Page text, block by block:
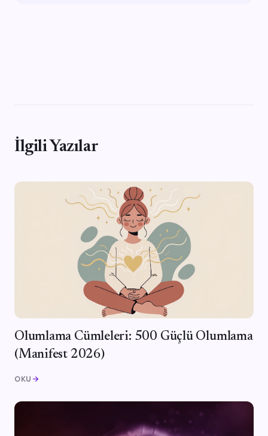
İlgili Yazılar
Olumlama Cümleleri: 500 Güçlü Olumlama
(Manifest 2026)
OKU arrow_forward